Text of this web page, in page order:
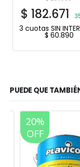
$ 182.671
3 cuotas SIN
$ 60.890
PUEDE QUE
20%
OFF